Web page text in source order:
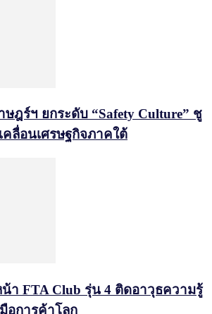
ฎร์ฯ ยกระดับ “Safety Culture” ชู
คลื่อนเศรษฐกิจภาคใต้
น้า FTA Club รุ่น 4 ติดอาวุธความรู้
อการค้าโลก